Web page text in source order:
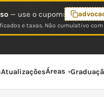
— use o cupom:
e taxas. Não cumulativo
AtualizaçõesÁreas